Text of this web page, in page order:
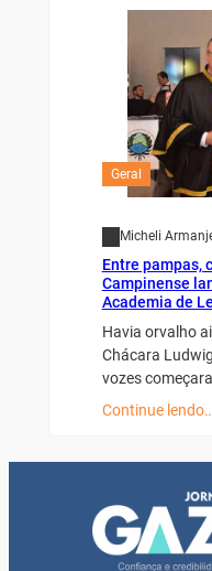
Geral
Micheli
Entre pampas,
Campinense
Academia de
Havia orvalho
Chácara
vozes
Continue